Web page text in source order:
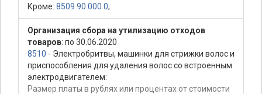
Кроме: 8509 90 000 0;
Организация сбора на утилизацию отходов
товаров: по 30.06.2020
8510 - Электробритвы, машинки для стрижки волос и
приспособления для удаления волос со встроенным
электродвигателем:
Размер платы в рублях или процентах от стоимости